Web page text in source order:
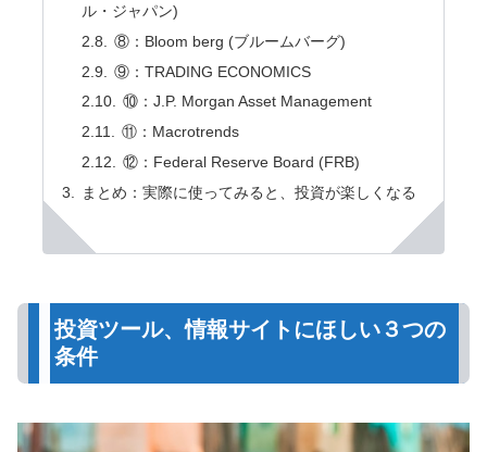
ル・ジャパン)
⑧：Bloom berg (ブルームバーグ)
⑨：TRADING ECONOMICS
⑩：J.P. Morgan Asset Management
⑪：Macrotrends
⑫：Federal Reserve Board (FRB)
まとめ：実際に使ってみると、投資が楽しくなる
投資ツール、情報サイトにほしい３つの
条件